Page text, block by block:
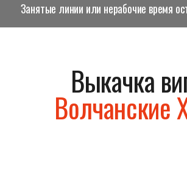
Занятые линии или нерабочие время
Выкачка
Волчанские